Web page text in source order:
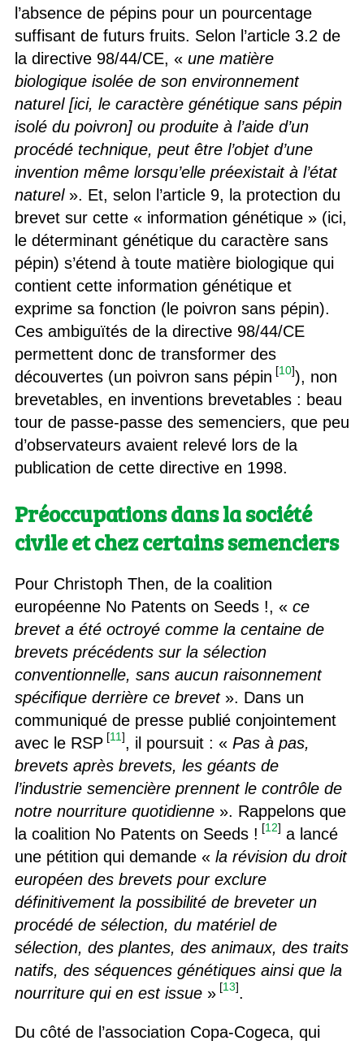
l’absence de pépins pour un pourcentage
suffisant de futurs fruits. Selon l’article 3.2 de
la directive 98/44/CE, « une matière
biologique isolée de son environnement
naturel [ici, le caractère génétique sans pépin
isolé du poivron] ou produite à l’aide d’un
procédé technique, peut être l’objet d’une
invention même lorsqu’elle préexistait à l’état
naturel». Et, selon l’article 9, la protection du
brevet sur cette « information génétique » (ici,
le déterminant génétique du caractère sans
pépin) s’étend à toute matière biologique qui
contient cette information génétique et
exprime sa fonction (le poivron sans pépin).
Ces ambiguïtés de la directive 98/44/CE
permettent donc de transformer des
découvertes (un poivron sans pépin [10]), non
brevetables, en inventions brevetables : beau
tour de passe-passe des semenciers, que peu
d’observateurs avaient relevé lors de la
publication de cette directive en 1998.
Préoccupations dans la société
civile et chez certains semenciers
Pour Christoph Then, de la coalition
européenne No Patents on Seeds !, « ce
brevet a été octroyé comme la centaine de
brevets précédents sur la sélection
conventionnelle, sans aucun raisonnement
spécifique derrière ce brevet». Dans un
communiqué de presse publié conjointement
avec le RSP [11], il poursuit : « Pas à pas,
brevets après brevets, les géants de
l’industrie semencière prennent le contrôle de
notre nourriture quotidienne». Rappelons que
la coalition No Patents on Seeds ! [12] a lancé
une pétition qui demande « la révision du droit
européen des brevets pour exclure
définitivement la possibilité de breveter un
procédé de sélection, du matériel de
sélection, des plantes, des animaux, des traits
natifs, des séquences génétiques ainsi que la
nourriture qui en est issue» [13].
Du côté de l’association Copa-Cogeca, qui